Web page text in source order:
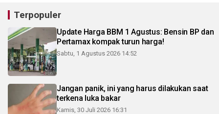
Terpopuler
Update Harga BBM 1 Agustus: Bensin BP dan
Pertamax kompak turun harga!
Sabtu, 1 Agustus 2026 14:52
Jangan panik, ini yang harus dilakukan saat
terkena luka bakar
Kamis, 30 Juli 2026 16:31